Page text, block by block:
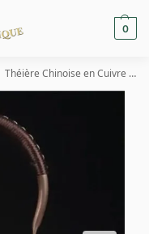
0
Théière Chinoise en Cuivre Simple 1.6L